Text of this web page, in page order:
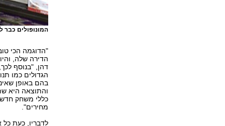
המונופולים כבר
"הדוגמה הכי
הדירה שלה,
דהן, "בנוסף
הגדולים כמו
בהם באופן
והתוצאה היא
כללי משחק
מחירים".
לדבריו, כעת כל